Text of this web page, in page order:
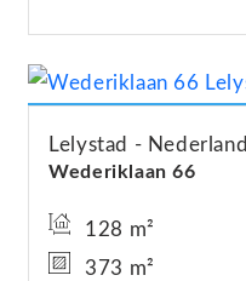
Wederiklaan 66
Lelystad Nederland
128 m²
373 m²